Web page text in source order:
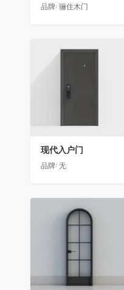
品牌: 骊住木门
收藏
现代入户门
品牌: 无
收藏